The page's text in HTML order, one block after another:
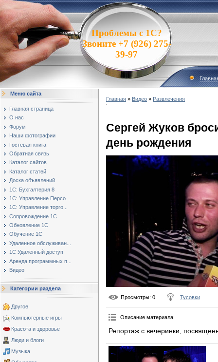
Проблемы с 1С?
Звоните +7 (926) 275-
39-97
Меню сайта
Главная страница
О нас
Форум
Наши фотографии
Гостевая книга
Обратная связь
Каталог сайтов
Каталог статей
Доска объявлений
1С: Бухгалтерия 8
1С: Управление Персо...
1С: Управление торго...
Сопровождение 1С
Обновление 1С
Обучение 1С
Удаленное обслуживан...
1С Удаленный доступ
Аренда программных п...
Видео
Категории раздела
Другое
Компьютерные игры
Красота и здоровье
Люди и блоги
Музыка
Главная » Видео » Развлечения
Сергей Жуков
день рождения
Просмотры: 0 Тусовки
Описание материала:
Репортаж с вечеринки,